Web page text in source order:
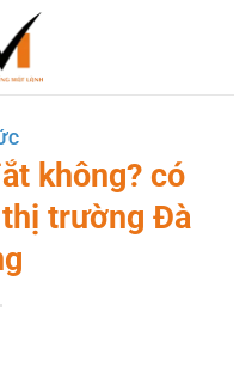
không? có
trường Đà